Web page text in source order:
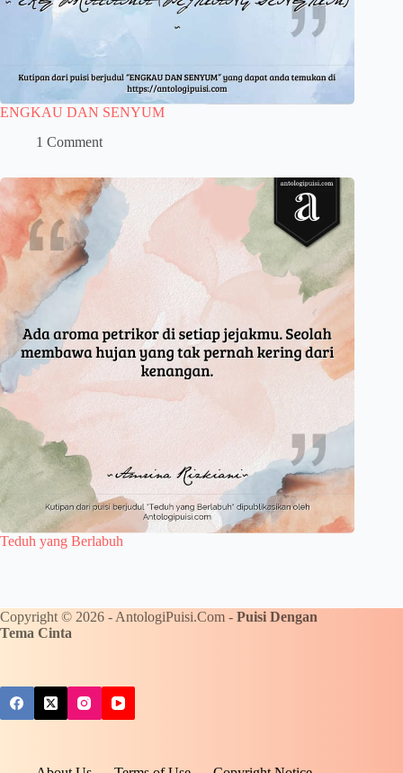
ENGKAU DAN SENYUM
1 Comment
Teduh yang Berlabuh
Copyright © 2026 - AntologiPuisi.Com - Puisi Dengan
Tema Cinta